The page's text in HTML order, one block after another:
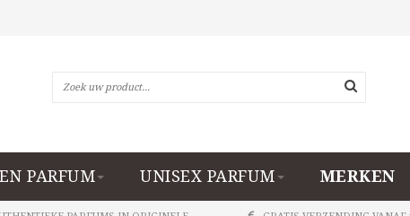
PARFUM UNISEX PARFUM MERKEN